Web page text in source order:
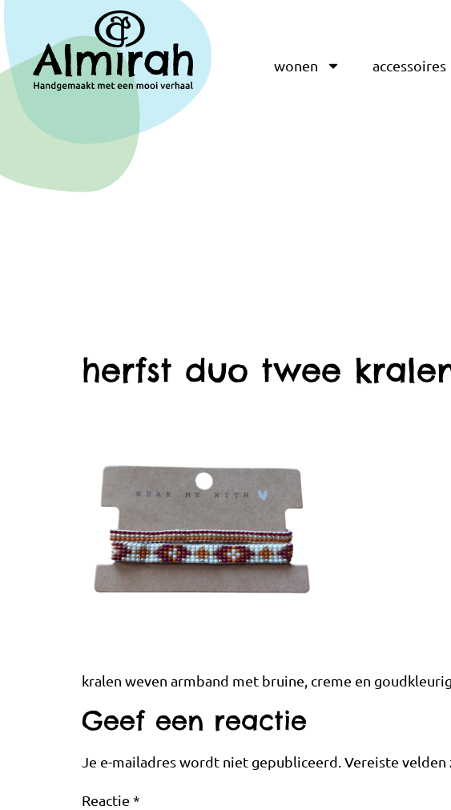
wonen accessoires
herfst duo twee
kralen weven armband met bruine, creme en
Geef een reactie
Je e-mailadres wordt niet gepubliceerd. Vereiste
Reactie *